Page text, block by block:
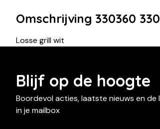
Omschrijving 330360
Losse grill wit
Blijf op de hoogte
Boordevol acties, laatste nieuws en
in je mailbox